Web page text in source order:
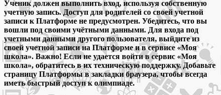
Ученик должен выполнить вход, используя собственную
учетную запись. Доступ для родителей со своей учетной
записи к Платформе не предусмотрен. Убедитесь, что вы
вошли под своими учётными данными. Для входа под
учетными данными другого пользователя, выйдите из
своей учетной записи на Платформе и в сервисе «Моя
школа». Важно! Если не удается войти в сервис «Моя
школа», обратитесь в их техническую поддержку. Добавьте
страницу Платформы в закладки браузера, чтобы всегда
иметь быстрый доступ к олимпиаде.